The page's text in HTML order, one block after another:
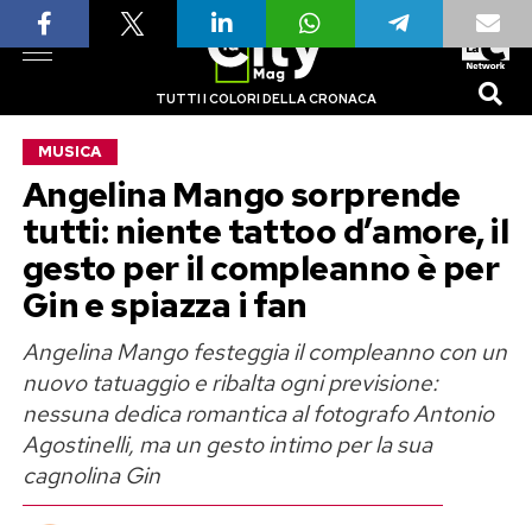
TUTTI I COLORI DELLA CRONACA
MUSICA
Angelina Mango sorprende
tutti: niente tattoo d’amore, il
gesto per il compleanno è per
Gin e spiazza i fan
Angelina Mango festeggia il compleanno con un
nuovo tatuaggio e ribalta ogni previsione:
nessuna dedica romantica al fotografo Antonio
Agostinelli, ma un gesto intimo per la sua
cagnolina Gin